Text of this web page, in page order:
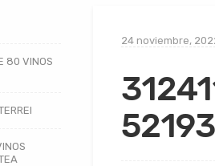
24 noviembre,
80 VINOS